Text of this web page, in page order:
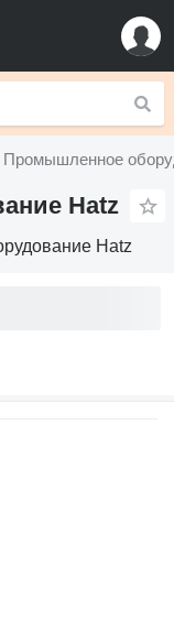
Промышленное
Hatz
Hatz